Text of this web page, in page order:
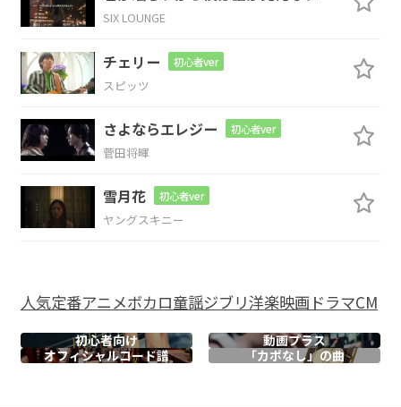
朝 番組の
外は
Cmaj9 Bm7
寝てたい
Bm7
SIX LOUNGE
チェリー 初心者ver
スピッツ
さよならエレジー 初心者ver
菅田将暉
雪月花 初心者ver
ヤングスキニー
人気定番アニメボカロ童謡ジブリ洋楽映画ドラマCM
初心者向け
動画プラス
オフィシャルコード譜 「カポなし」の曲